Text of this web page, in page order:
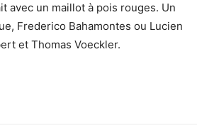
avec un maillot à pois rouges. Un
Frederico Bahamontes ou Lucien
et Thomas Voeckler.